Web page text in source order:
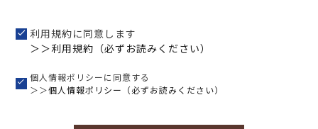
利用規約に同意します
＞＞利用規約（必ずお読みください）
個人情報ポリシーに同意する
＞＞個人情報ポリシー（必ずお読みください）